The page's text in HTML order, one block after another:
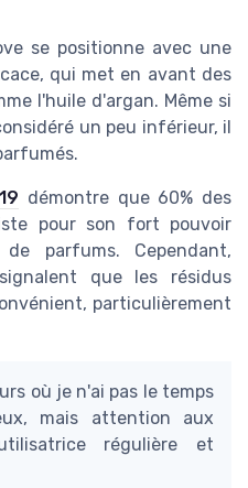
se positionne avec une
qui met en avant des
l'huile d'argan. Même si
un peu inférieur, il
démontre que 60% des
pour son fort pouvoir
parfums. Cependant,
que les résidus
particulièrement
où je n'ai pas le temps
mais attention aux
régulière et